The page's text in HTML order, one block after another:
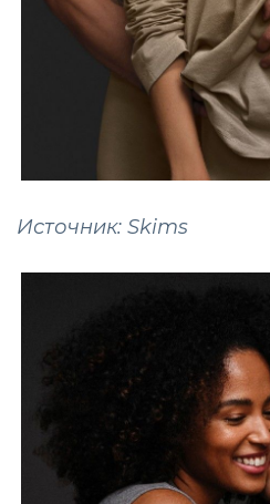
Источник: Skims